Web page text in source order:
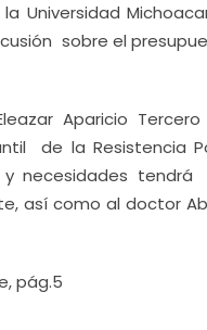
sobre el
Aparicio
de la Resistencia
y necesidades
así como al doctor
pág.5